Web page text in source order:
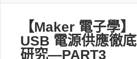
【Maker 電子學】
USB 電源供應徹底
研究—PART3